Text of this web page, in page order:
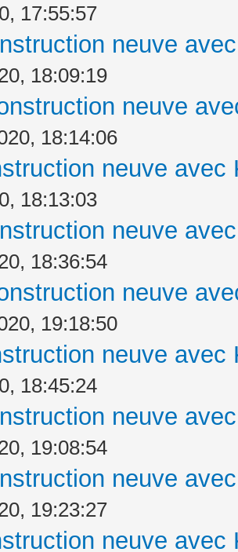
17:55:57
neuve
18:09:19
neuve
18:14:06
neuve avec
18:13:03
neuve
18:36:54
neuve
19:18:50
neuve avec
18:45:24
neuve
19:08:54
neuve
19:23:27
neuve avec